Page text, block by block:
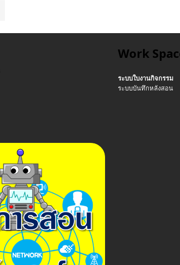
Work
ระบบใบงานกิจกรรม
ระบบบันทึกหลังสอน